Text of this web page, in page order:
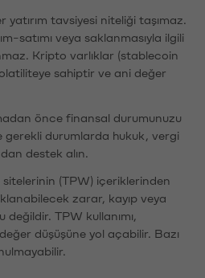
tavsiyesi niteliği taşımaz.
satımı veya saklanmasıyla ilgili
Kripto varlıklar (stablecoin
sahiptir ve ani değer
önce finansal durumunuzu
gerekli durumlarda hukuk, vergi
destek alın.
(TPW) içeriklerinden
zarar, kayıp veya
TPW kullanımı,
düşüşüne yol açabilir. Bazı